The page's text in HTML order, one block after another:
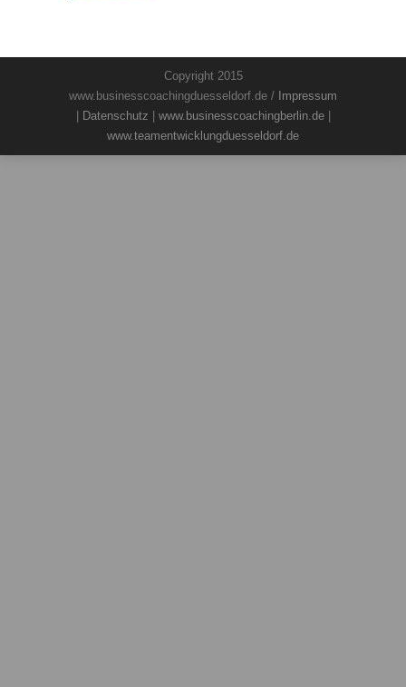
Copyright 2015
www.businesscoachingduesseldorf.de / Impressum
Datenschutz www.businesscoachingberlin.de|
www.teamentwicklungduesseldorf.de